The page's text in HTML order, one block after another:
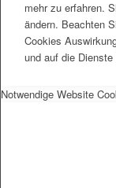
mehr zu erfahren.
ändern. Beachten
Cookies
und auf die
Notwendige Website